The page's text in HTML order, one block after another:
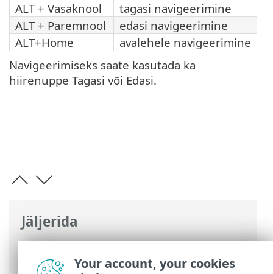
Jäljerida
ESET-i veebispikker>ESET Small Business
Security >Alustamine> Klaviatuuri
ALT + Vasaknool
tagasi navigeerimine
ALT + Paremnool
edasi navigeerimine
ALT+Home
avalehele navigeerimine
Navigeerimiseks saate kasutada ka
hiirenuppe Tagasi või Edasi.
Your account, your cookies